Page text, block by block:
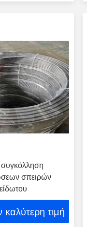
σπειρών
καλύτερη τιμή